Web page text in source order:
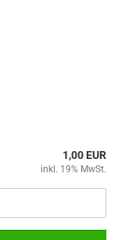
1,00 EUR
inkl. 19% MwSt.